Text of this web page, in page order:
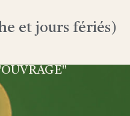
et jours fériés)